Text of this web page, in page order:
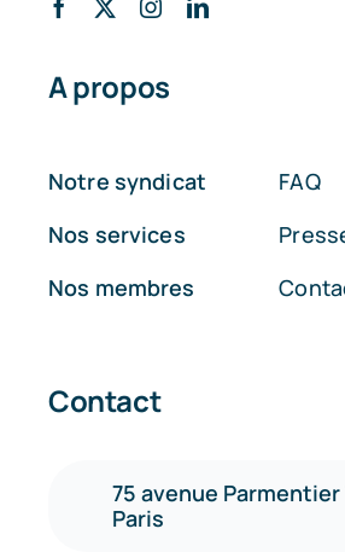
A propos
Notre syndicat
Nos services
Nos membres
FAQ
Contact
75 avenue Parmentier
Paris